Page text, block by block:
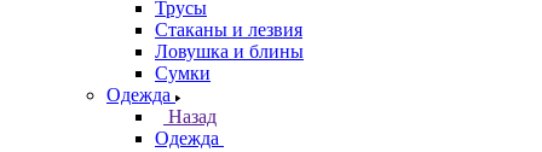
Трусы
Стаканы и лезвия
Ловушка и блины
Сумки
Одежда
Назад
Одежда